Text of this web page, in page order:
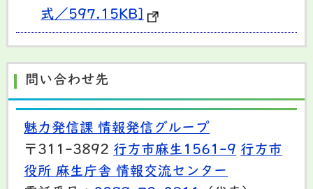
式／597.15KB]
問い合わせ先
魅力発信課 情報発信グループ
〒311-3892 行方市麻生1561-9 行方市
役所 麻生庁舎 情報交流センター